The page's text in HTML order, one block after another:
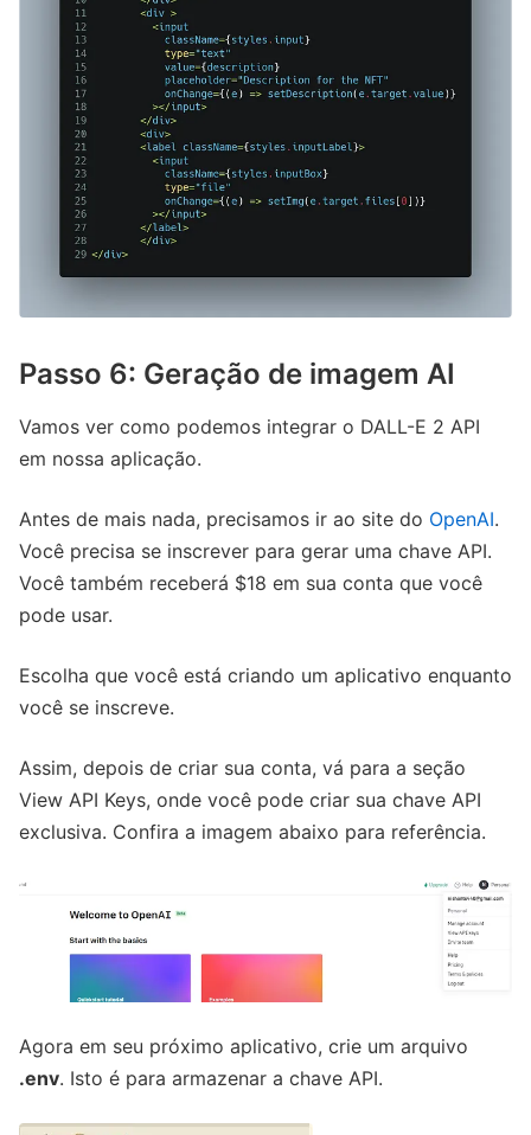
Passo 6: Geração de imagem AI
Vamos ver como podemos integrar o DALL-E 2 API
em nossa aplicação.
Antes de mais nada, precisamos ir ao site do OpenAI.
Você precisa se inscrever para gerar uma chave API.
Você também receberá $18 em sua conta que você
pode usar.
Escolha que você está criando um aplicativo enquanto
você se inscreve.
Assim, depois de criar sua conta, vá para a seção
View API Keys, onde você pode criar sua chave API
exclusiva. Confira a imagem abaixo para referência.
Agora em seu próximo aplicativo, crie um arquivo
.env. Isto é para armazenar a chave API.